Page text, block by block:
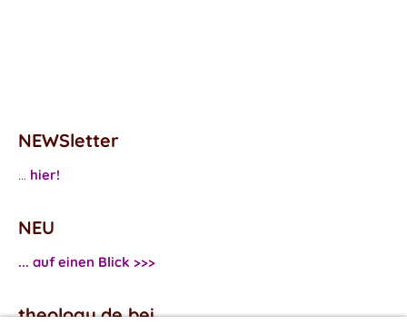
NEWSletter
... hier!
NEU
... auf einen Blick >>>
theology.de bei